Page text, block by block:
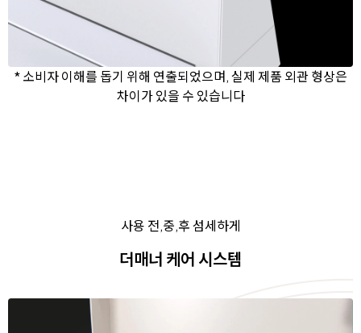
* 소비자 이해를 돕기 위해 연출되었으며, 실제 제품 외관 형상은
차이가 있을 수 있습니다
사용 전,중,후 섬세하게
더매너 케어 시스템